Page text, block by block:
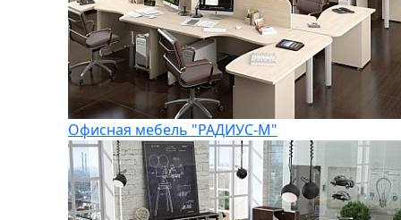
Офисная мебель "РАДИУС-М"